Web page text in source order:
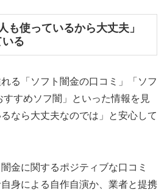
も使っているから大丈夫」
る
る「ソフト闇金の口コミ」「ソフ
すめソフ闇」といった情報を見
なら大丈夫なのでは」と安心して
金に関するポジティブな口コミ
身による自作自演か、業者と提携